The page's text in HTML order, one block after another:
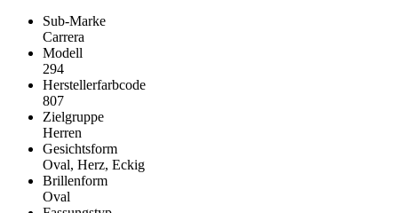
Sub-Marke
Carrera
Modell
294
Herstellerfarbcode
807
Zielgruppe
Herren
Gesichtsform
Oval, Herz, Eckig
Brillenform
Oval